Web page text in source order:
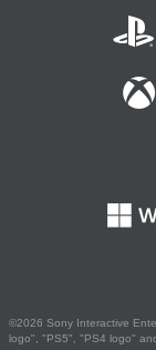
©2026 Sony Interactive
logo", "PS5", "PS4 logo"